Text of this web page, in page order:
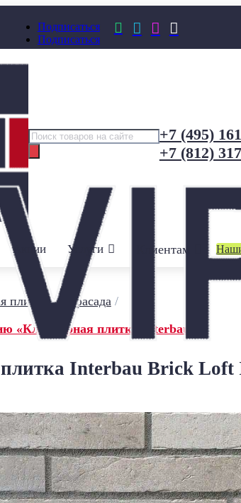
Подписаться
Подписаться
   
Поиск
товаров
+7 (495)
+7 (812)
Акции Услуги Клиентам
плитка для фасада/
«Клинкерная плитка Interbau»
Interbau Brick